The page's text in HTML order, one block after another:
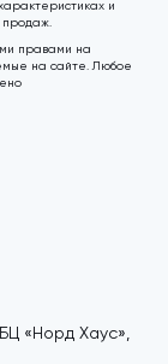
и
продаж.
правами на
на сайте. Любое
«Норд Хаус»,